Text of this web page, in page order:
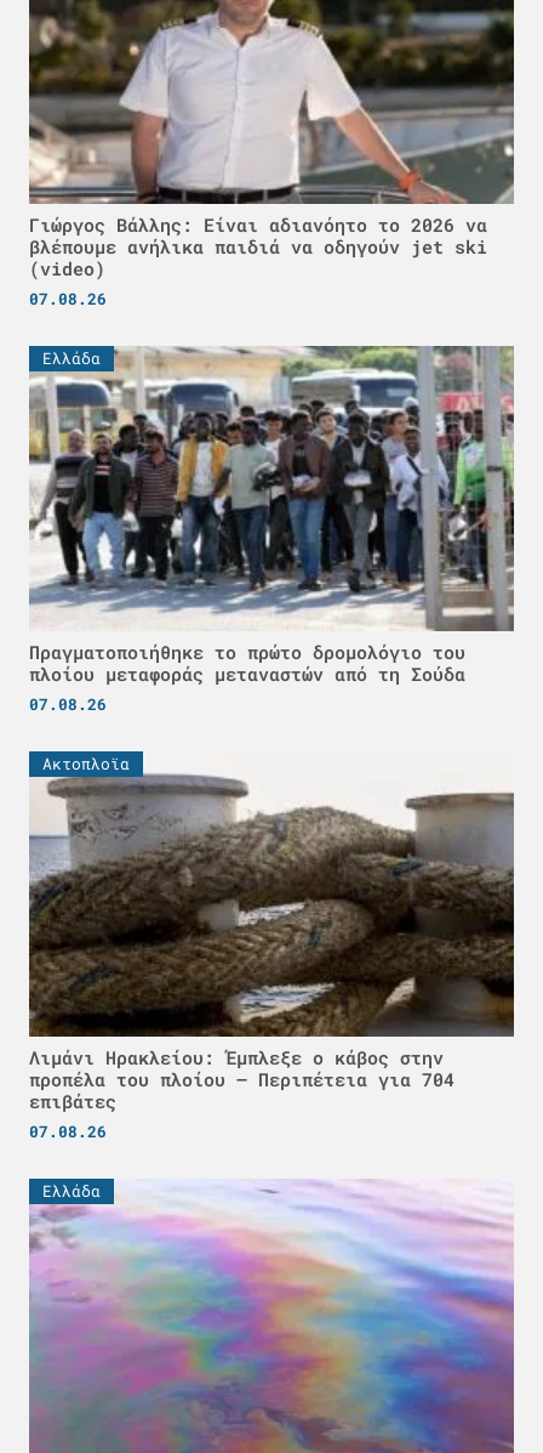
Γιώργος Βάλλης: Είναι αδιανόητο το 2026 να
βλέπουμε ανήλικα παιδιά να οδηγούν jet ski
(video)
07.08.26
Ελλάδα
Πραγματοποιήθηκε το πρώτο δρομολόγιο του
πλοίου μεταφοράς μεταναστών από τη Σούδα
07.08.26
Ακτοπλοϊα
Λιμάνι Ηρακλείου: Έμπλεξε ο κάβος στην
προπέλα του πλοίου – Περιπέτεια για 704
επιβάτες
07.08.26
Ελλάδα